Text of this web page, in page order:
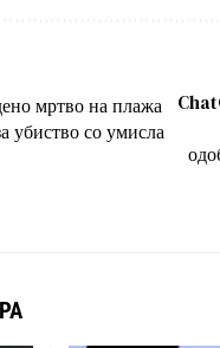
мртво на плажа
убиство со умисла